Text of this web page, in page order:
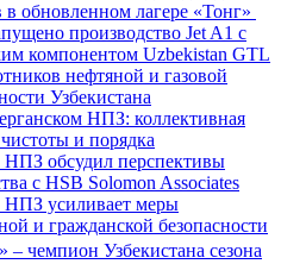
в обновленном лагере «Тонг»
производство Jet A1 с
компонентом Uzbekistan GTL
нефтяной и газовой
Узбекистана
НПЗ: коллективная
и порядка
обсудил перспективы
с HSB Solomon Associates
НПЗ усиливает меры
и гражданской безопасности
чемпион Узбекистана сезона